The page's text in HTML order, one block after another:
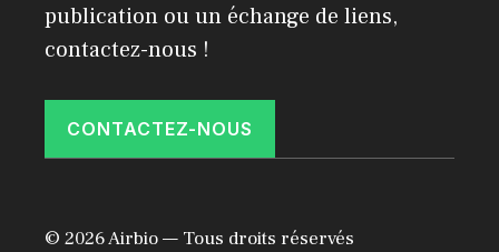
publication ou un échange de liens,
contactez-nous !
CONTACTEZ-NOUS
© 2026 Airbio — Tous droits réservés